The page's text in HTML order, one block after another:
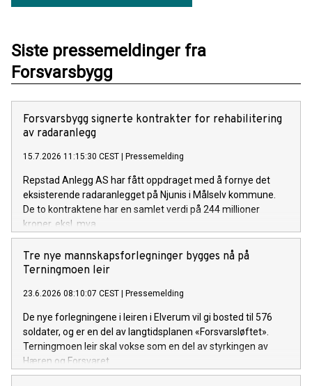
Siste pressemeldinger fra
Forsvarsbygg
Forsvarsbygg signerte kontrakter for rehabilitering
av radaranlegg
15.7.2026 11:15:30 CEST Pressemelding
Repstad Anlegg AS har fått oppdraget med å fornye det
eksisterende radaranlegget på Njunis i Målselv kommune.
De to kontraktene har en samlet verdi på 244 millioner
kroner, eksl. mva.
Tre nye mannskapsforlegninger bygges nå på
Terningmoen leir
23.6.2026 08:10:07 CEST Pressemelding
De nye forlegningene i leiren i Elverum vil gi bosted til 576
soldater, og er en del av langtidsplanen «Forsvarsløftet».
Terningmoen leir skal vokse som en del av styrkingen av
Hæren og Forsvaret.